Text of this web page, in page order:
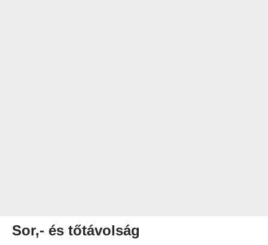
Sor,- és tőtávolság